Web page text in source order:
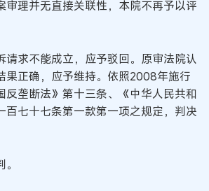
审理并无直接关联性，本院不再予以评
请求不能成立，应予驳回。原审法院认
果正确，应予维持。依照2008年施行
反垄断法》第十三条、《中华人民共和
百七十七条第一款第一项之规定，判决